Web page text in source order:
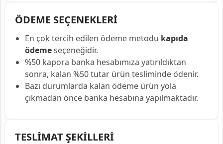
ÖDEME SEÇENEKLERİ
En çok tercih edilen ödeme metodu kapıda
ödemeseçeneğidir.
%50 kapora banka hesabımıza yatırıldıktan
sonra, kalan %50 tutar ürün tesliminde ödenir.
Bazı durumlarda kalan ödeme ürün yola
çıkmadan önce banka hesabına yapılmaktadır.
TESLİMAT ŞEKİLLERİ